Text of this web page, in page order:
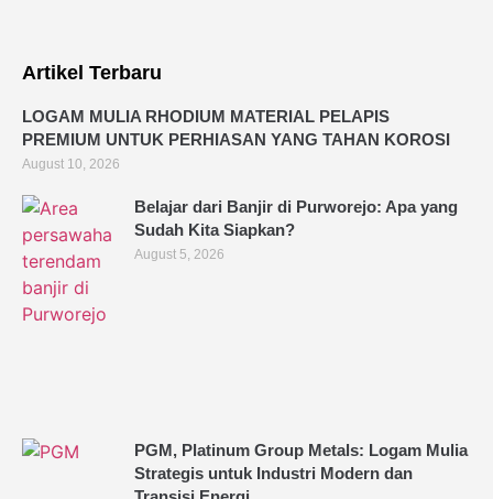
Artikel Terbaru
LOGAM MULIA RHODIUM MATERIAL PELAPIS
PREMIUM UNTUK PERHIASAN YANG TAHAN KOROSI
August 10, 2026
Belajar dari Banjir di Purworejo: Apa yang
Sudah Kita Siapkan?
August 5, 2026
PGM, Platinum Group Metals: Logam Mulia
Strategis untuk Industri Modern dan